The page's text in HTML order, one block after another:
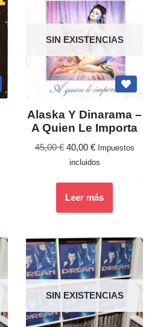
SIN EXISTENCIAS
Alaska Y Dinarama ‎–
A Quien Le Importa
45,00€ 40,00 €
Impuestos
incluidos
Leer más
SIN EXISTENCIAS